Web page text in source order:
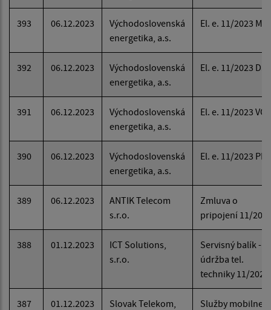
393 06.12.2023
Východoslovenská
energetika, a.s.
El. e. 11/2023 MÚ
392 06.12.2023
Východoslovenská
energetika, a.s.
El. e. 11/2023 DS
391 06.12.2023
Východoslovenská
energetika, a.s.
El. e. 11/2023 VO
390 06.12.2023
Východoslovenská
energetika, a.s.
El. e. 11/2023 PB
389 06.12.2023
ANTIK Telecom
s.r.o.
Zmluva o
pripojení 11/
388 01.12.2023
ICT Solutions,
s.r.o.
Servisný balík -
údržba tel.
techniky 11/2023
387 01.12.2023
Slovak Telekom,
Služby mobilnej